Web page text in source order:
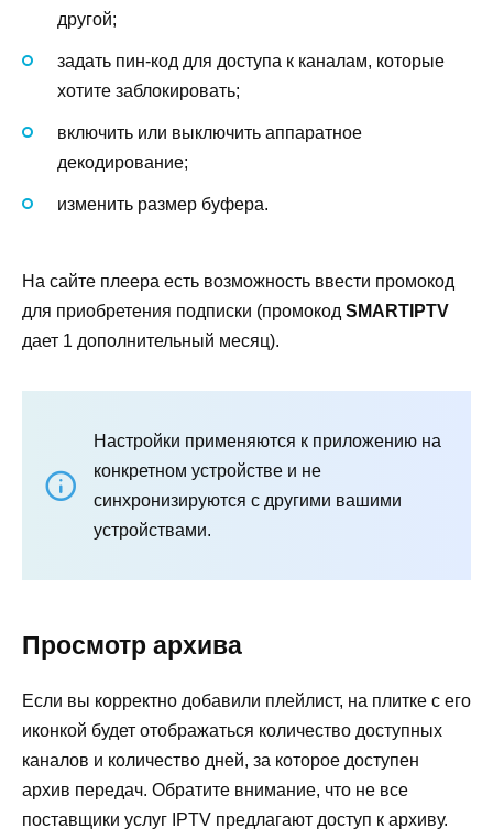
другой;
задать пин-код для доступа к каналам, которые
хотите заблокировать;
включить или выключить аппаратное
декодирование;
изменить размер буфера.
На сайте плеера есть возможность ввести промокод
для приобретения подписки (промокод SMARTIPTV
дает 1 дополнительный месяц).
Настройки применяются к приложению на
конкретном устройстве и не
синхронизируются с другими вашими
устройствами.
Просмотр архива
Если вы корректно добавили плейлист, на плитке с его
иконкой будет отображаться количество доступных
каналов и количество дней, за которое доступен
архив передач. Обратите внимание, что не все
поставщики услуг IPTV предлагают доступ к архиву.